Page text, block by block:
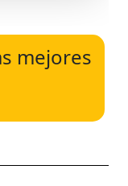
mejores